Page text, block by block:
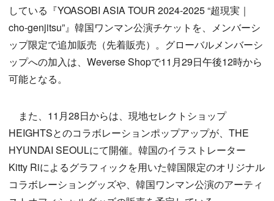
している『YOASOBI ASIA TOUR 2024-2025 “超現実｜
cho-genjitsu”』韓国ワンマン公演チケットを、メンバーシ
ップ限定で追加販売（先着販売）。グローバルメンバーシ
ップへの加入は、Weverse Shopで11月29日午後12時から
可能となる。
また、11月28日からは、現地セレクトショップ
HEIGHTSとのコラボレーションポップアップが、THE
HYUNDAI SEOULにて開催。韓国のイラストレーター
Kitty Riによるグラフィックを用いた韓国限定のオリジナル
コラボレーショングッズや、韓国ワンマン公演のアーティ